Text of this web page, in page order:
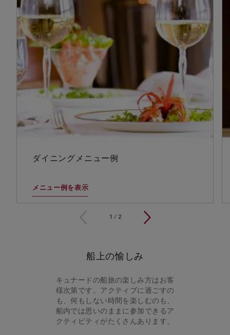
ダイニングメニュー例
メニュー例を表示
1 / 2
船上の愉しみ
キュナードの船旅の楽しみ方はお客
様次第です。アクティブに過ごすの
も、何もしない時間を楽しむのも、
船内では思いのままに参加できるア
クティビティがたくさんあります。